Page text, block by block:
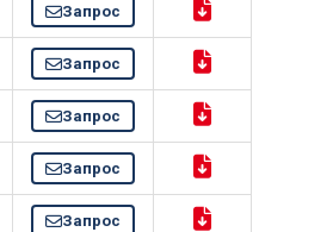
Запрос
Запрос
Запрос
Запрос
Запрос